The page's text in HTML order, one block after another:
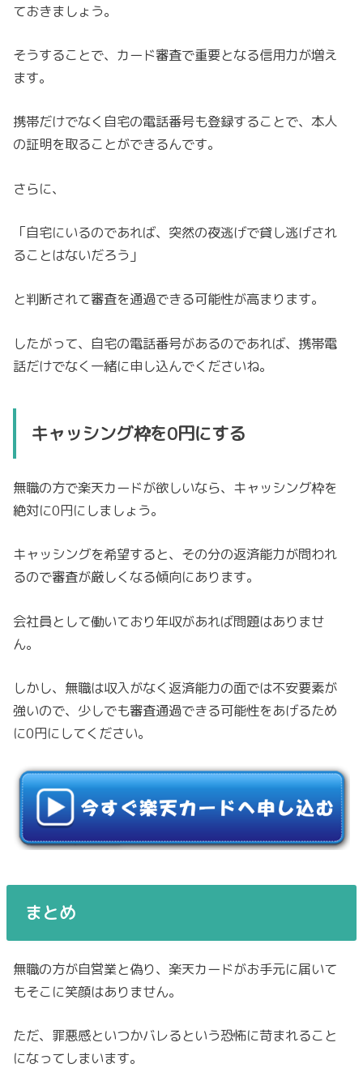
ておきましょう。
そうすることで、カード審査で重要となる信用力が増え
ます。
携帯だけでなく自宅の電話番号も登録することで、本人
の証明を取ることができるんです。
さらに、
「自宅にいるのであれば、突然の夜逃げで貸し逃げされ
ることはないだろう」
と判断されて審査を通過できる可能性が高まります。
したがって、自宅の電話番号があるのであれば、携帯電
話だけでなく一緒に申し込んでくださいね。
キャッシング枠を0円にする
無職の方で楽天カードが欲しいなら、キャッシング枠を
絶対に0円にしましょう。
キャッシングを希望すると、その分の返済能力が問われ
るので審査が厳しくなる傾向にあります。
会社員として働いており年収があれば問題はありませ
ん。
しかし、無職は収入がなく返済能力の面では不安要素が
強いので、少しでも審査通過できる可能性をあげるため
に0円にしてください。
まとめ
無職の方が自営業と偽り、楽天カードがお手元に届いて
もそこに笑顔はありません。
ただ、罪悪感といつかバレるという恐怖に苛まれること
になってしまいます。